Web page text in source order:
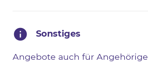
Sonstiges
Angebote auch für Angehörige